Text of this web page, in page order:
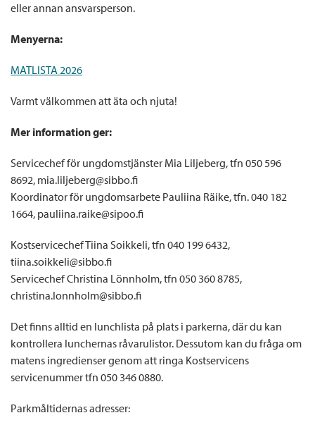
eller annan ansvarsperson.
Menyerna:
MATLISTA 2026
Varmt välkommen att äta och njuta!
Mer information ger:
Servicechef för ungdomstjänster Mia Liljeberg, tfn 050 596
8692, mia.liljeberg@sibbo.fi
Koordinator för ungdomsarbete Pauliina Räike, tfn. 040 182
1664, pauliina.raike@sipoo.fi
Kostservicechef Tiina Soikkeli, tfn 040 199 6432,
tiina.soikkeli@sibbo.fi
Servicechef Christina Lönnholm, tfn 050 360 8785,
christina.lonnholm@sibbo.fi
Det finns alltid en lunchlista på plats i parkerna, där du kan
kontrollera lunchernas råvarulistor. Dessutom kan du fråga om
matens ingredienser genom att ringa Kostservicens
servicenummer tfn 050 346 0880.
Parkmåltidernas adresser: